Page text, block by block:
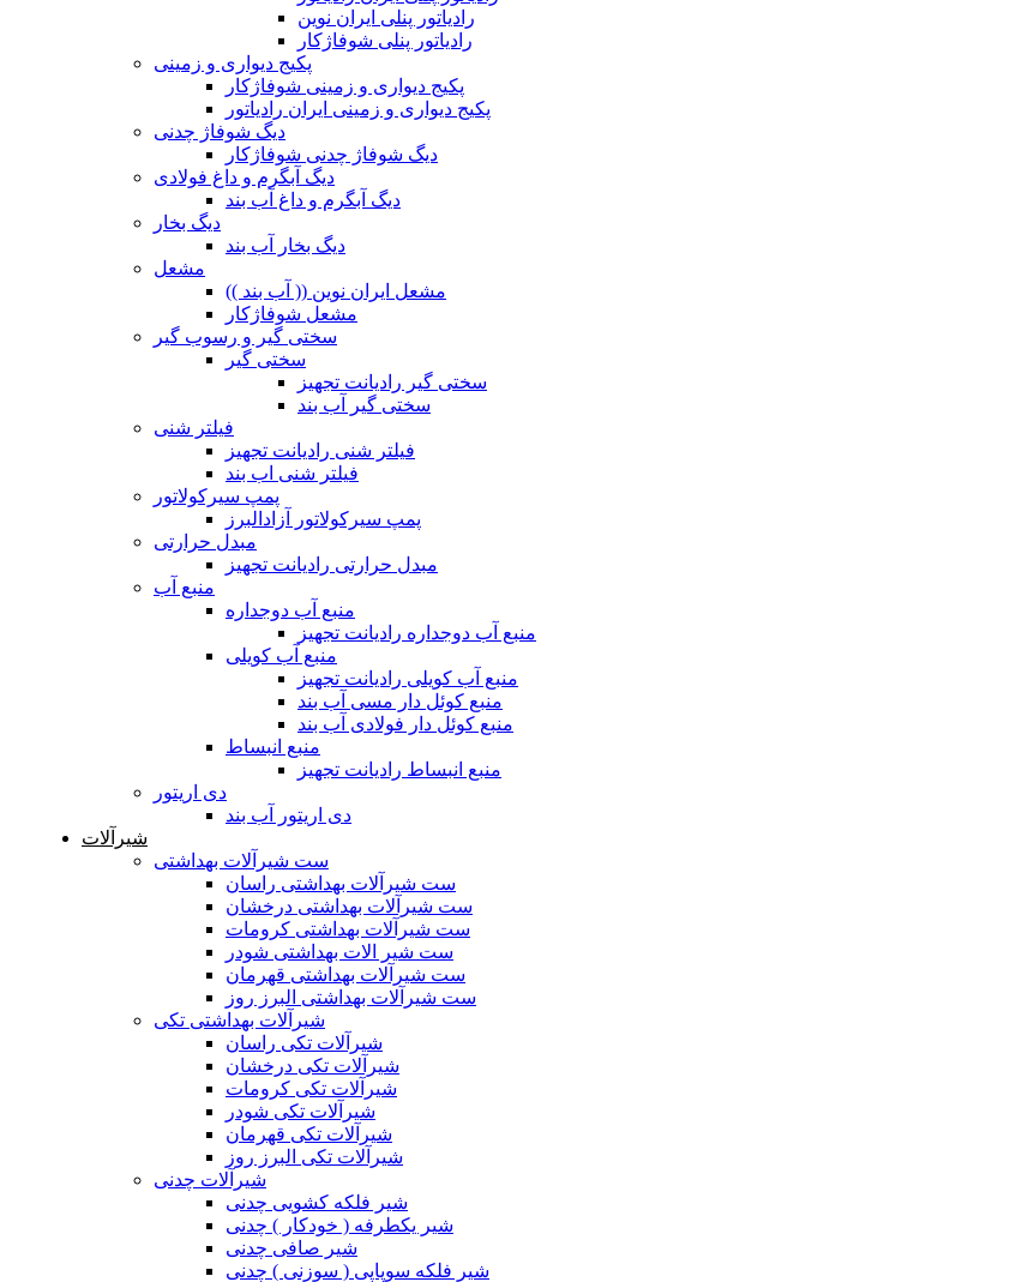
رادیاتور پنلی ایران نوین
رادیاتور پنلی شوفاژکار
پکیج دیواری و زمینی
پکیج دیواری و زمینی شوفاژکار
پکیج دیواری و زمینی ایران رادیاتور
دیگ شوفاژ چدنی
دیگ شوفاژ چدنی شوفاژکار
دیگ آبگرم و داغ فولادی
دیگ آبگرم و داغ آب بند
دیگ بخار
دیگ بخار آب بند
مشعل
مشعل ایران نوین (( آب بند ))
مشعل شوفاژکار
سختی گیر و رسوب گیر
سختی گیر
سختی گیر رادیانت تجهیز
سختی گیر آب بند
فیلتر شنی
فیلتر شنی رادیانت تجهیز
فیلتر شنی اب بند
پمپ سیرکولاتور
پمپ سیرکولاتور آزادالبرز
مبدل حرارتی
مبدل حرارتی رادیانت تجهیز
منبع آب
منبع آب دوجداره
منبع آب دوجداره رادیانت تجهیز
منبع آب کویلی
منبع آب کویلی رادیانت تجهیز
منبع کوئل دار مسی آب بند
منبع کوئل دار فولادی آب بند
منبع انبساط
منبع انبساط رادیانت تجهیز
دی اریتور
دی اریتور آب بند
شیرآلات
ست شیرآلات بهداشتی
ست شیرآلات بهداشتی راسان
ست شیرآلات بهداشتی درخشان
ست شیرآلات بهداشتی کرومات
ست شیر الات بهداشتی شودر
ست شیرآلات بهداشتی قهرمان
ست شیرآلات بهداشتی البرز روز
شیرآلات بهداشتی تکی
شیرآلات تکی راسان
شیرآلات تکی درخشان
شیرآلات تکی کرومات
شیرآلات تکی شودر
شیرآلات تکی قهرمان
شیرآلات تکی البرز روز
شیرآلات چدنی
شیر فلکه کشویی چدنی
شیر یکطرفه ( خودکار ) چدنی
شیر صافی چدنی
شیر فلکه سوپاپی ( سوزنی ) چدنی